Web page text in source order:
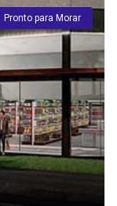
Pronto para Morar